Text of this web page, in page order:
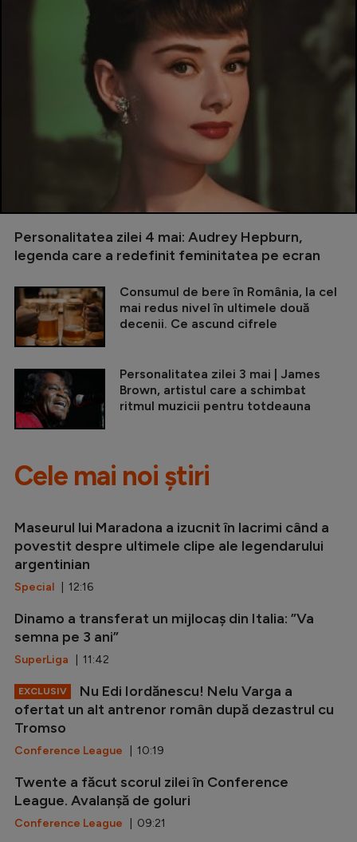
Personalitatea zilei 4 mai: Audrey Hepburn,
legenda care a redefinit feminitatea pe ecran
Consumul de bere în România, la cel
mai redus nivel în ultimele două
decenii. Ce ascund cifrele
Personalitatea zilei 3 mai | James
Brown, artistul care a schimbat
ritmul muzicii pentru totdeauna
Cele mai noi știri
Maseurul lui Maradona a izucnit în lacrimi când a
povestit despre ultimele clipe ale legendarului
argentinian
Special | 12:16
Dinamo a transferat un mijlocaș din Italia: ”Va
semna pe 3 ani”
SuperLiga | 11:42
EXCLUSIV
Nu Edi Iordănescu! Nelu Varga a
ofertat un alt antrenor român după dezastrul cu
Tromso
Conference League | 10:19
Twente a făcut scorul zilei în Conference
League. Avalanșă de goluri
Conference League | 09:21